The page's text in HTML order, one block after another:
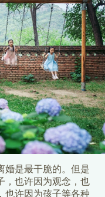
婚是最干脆的。但是
，也许因为观念，也
也许因为孩子等各种